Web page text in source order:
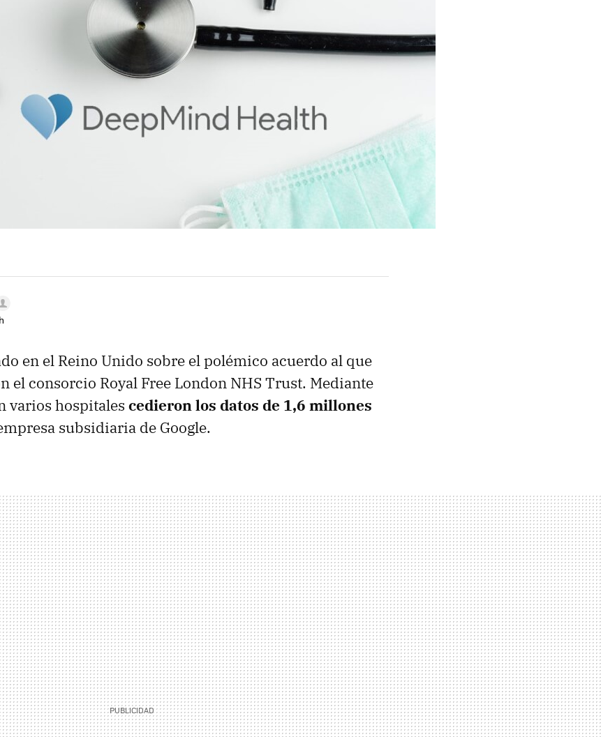
en el Reino Unido sobre el polémico acuerdo al que
el consorcio Royal Free London NHS Trust. Mediante
varios hospitales cedieron los datos de 1,6 millones
subsidiaria de Google.